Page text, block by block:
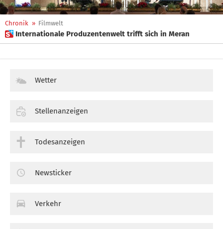
Chronik » Filmwelt
 Internationale Produzentenwelt trifft sich in Meran
Wetter
Stellenanzeigen
Todesanzeigen
Newsticker
Verkehr